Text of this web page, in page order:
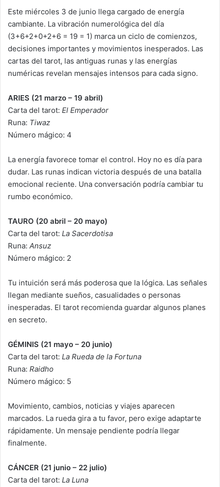
Este miércoles 3 de junio llega cargado de energía
cambiante. La vibración numerológica del día
(3+6+2+0+2+6 = 19 = 1) marca un ciclo de comienzos,
decisiones importantes y movimientos inesperados. Las
cartas del tarot, las antiguas runas y las energías
numéricas revelan mensajes intensos para cada signo.
ARIES (21 marzo – 19 abril)
Carta del tarot: El Emperador
Runa: Tiwaz
Número mágico: 4
La energía favorece tomar el control. Hoy no es día para
dudar. Las runas indican victoria después de una batalla
emocional reciente. Una conversación podría cambiar tu
rumbo económico.
TAURO (20 abril – 20 mayo)
Carta del tarot: La Sacerdotisa
Runa: Ansuz
Número mágico: 2
Tu intuición será más poderosa que la lógica. Las señales
llegan mediante sueños, casualidades o personas
inesperadas. El tarot recomienda guardar algunos planes
en secreto.
GÉMINIS (21 mayo – 20 junio)
Carta del tarot: La Rueda de la Fortuna
Runa: Raidho
Número mágico: 5
Movimiento, cambios, noticias y viajes aparecen
marcados. La rueda gira a tu favor, pero exige adaptarte
rápidamente. Un mensaje pendiente podría llegar
finalmente.
CÁNCER (21 junio – 22 julio)
Carta del tarot: La Luna